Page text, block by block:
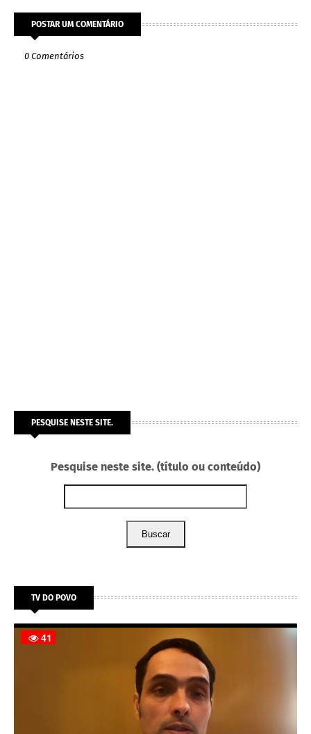
POSTAR UM COMENTÁRIO
0 Comentários
PESQUISE NESTE SITE.
Pesquise neste site. (título ou conteúdo)
Buscar
TV DO POVO